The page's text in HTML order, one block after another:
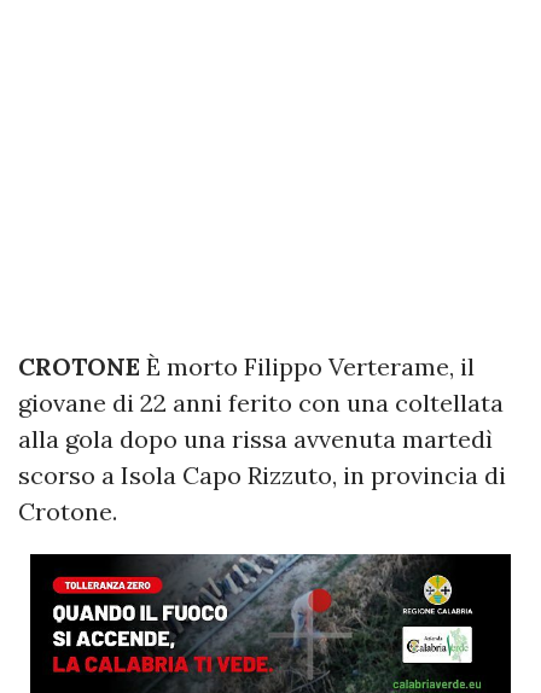
CROTONE È morto Filippo Verterame, il
giovane di 22 anni ferito con una coltellata
alla gola dopo una rissa avvenuta martedì
scorso a Isola Capo Rizzuto, in provincia di
Crotone.